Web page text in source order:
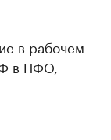
в рабочем
в ПФО,